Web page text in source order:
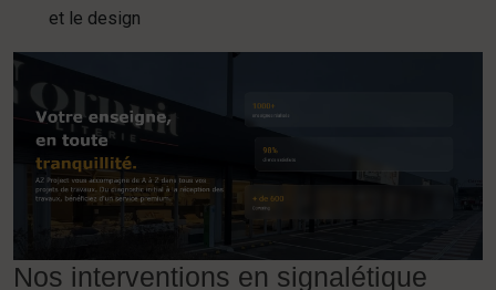
et le design
Nos interventions en signalétique